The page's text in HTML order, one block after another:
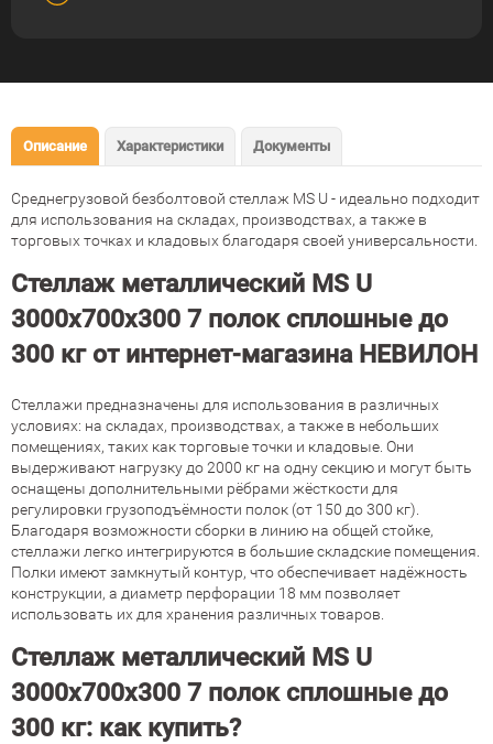
Описание Характеристики Документы
Среднегрузовой безболтовой стеллаж MS U - идеально подходит
для использования на складах, производствах, а также в
торговых точках и кладовых благодаря своей универсальности.
Стеллаж металлический MS U
3000х700х300 7 полок сплошные до
300 кг от интернет-магазина НЕВИЛОН
Стеллажи предназначены для использования в различных
условиях: на складах, производствах, а также в небольших
помещениях, таких как торговые точки и кладовые. Они
выдерживают нагрузку до 2000 кг на одну секцию и могут быть
оснащены дополнительными рёбрами жёсткости для
регулировки грузоподъёмности полок (от 150 до 300 кг).
Благодаря возможности сборки в линию на общей стойке,
стеллажи легко интегрируются в большие складские помещения.
Полки имеют замкнутый контур, что обеспечивает надёжность
конструкции, а диаметр перфорации 18 мм позволяет
использовать их для хранения различных товаров.
Стеллаж металлический MS U
3000х700х300 7 полок сплошные до
300 кг: как купить?